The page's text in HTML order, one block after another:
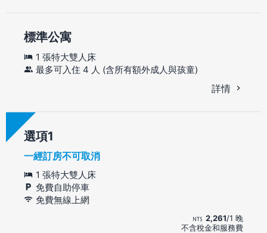
標準公寓
1 張特大雙人床
最多可入住 4 人 (含所有額外成人與孩童)
詳情
選項
一經訂房不可取消
1 張特大雙人床
免費自助停車
免費無線上網
2,261/1 晚
不含稅金和服務費